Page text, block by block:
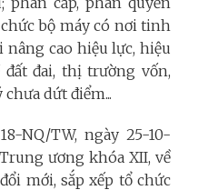
bộ máy có nơi tinh
cao hiệu lực, hiệu
đất đai, thị trường vốn,
dứt điểm...
NQ/TW, ngày 25-10-
ương khóa XII, về
mới, sắp xếp tổ chức